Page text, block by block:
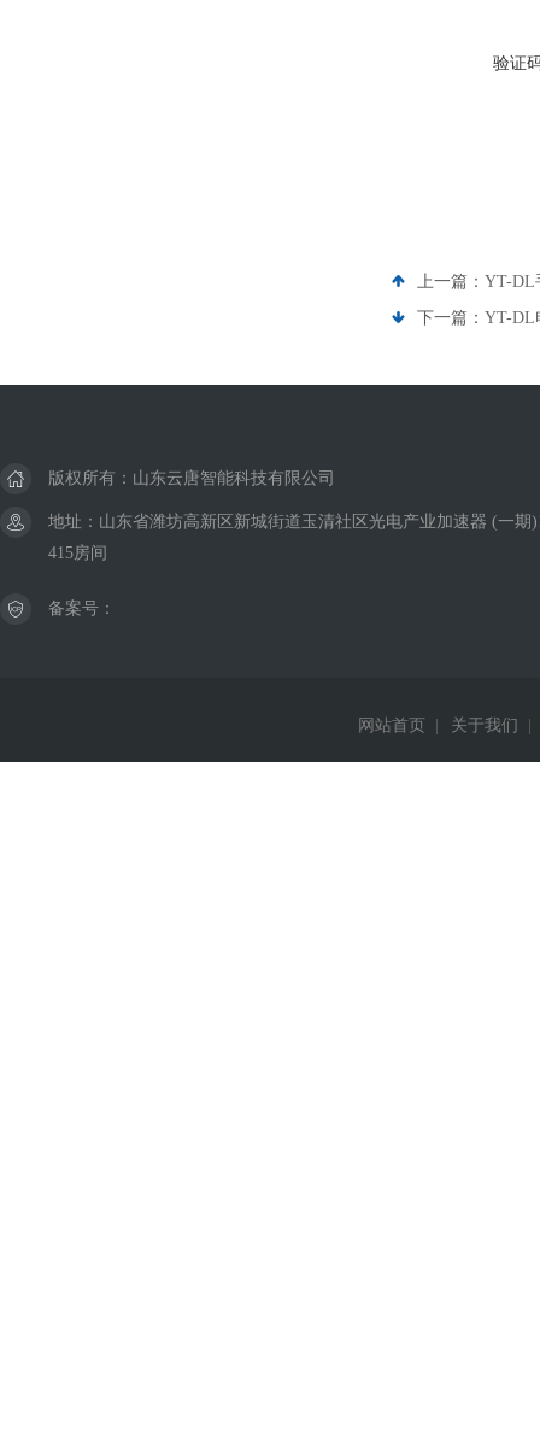
验证
上一篇： YT-DL
下一篇： YT-DL
版权所有：山东云唐智能科技有限公司
地址：山东省潍坊高新区新城街道玉清社区光电产业加速器 (一期
415房间
备案号：
网站首页 关于我们